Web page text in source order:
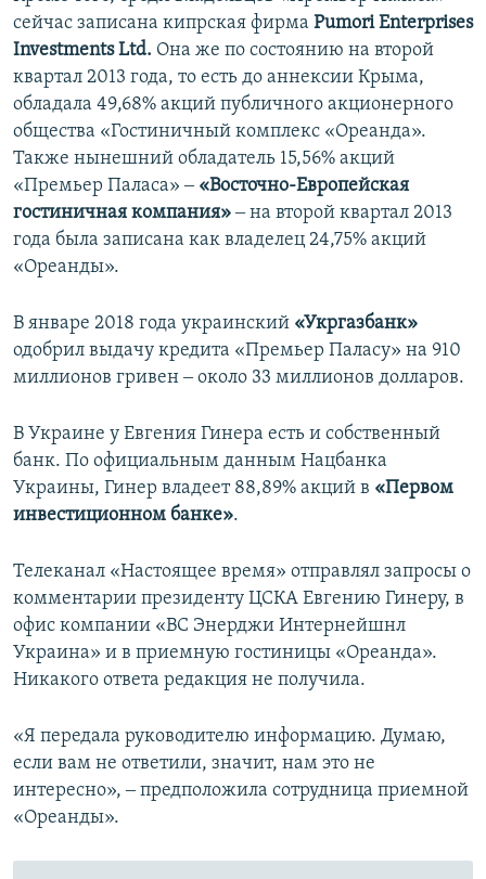
сейчас записана кипрская фирма Pumori Enterprises
Investments Ltd. Она же по состоянию на второй
квартал 2013 года, то есть до аннексии Крыма,
обладала 49,68% акций публичного акционерного
общества «Гостиничный комплекс «Ореанда».
Также нынешний обладатель 15,56% акций
«Премьер Паласа» ‒ «Восточно-Европейская
гостиничная компания»‒ на второй квартал 2013
года была записана как владелец 24,75% акций
«Ореанды».
В январе 2018 года украинский «Укргазбанк»
одобрил выдачу кредита «Премьер Паласу» на 910
миллионов гривен ‒ около 33 миллионов долларов.
В Украине у Евгения Гинера есть и собственный
банк. По официальным данным Нацбанка
Украины, Гинер владеет 88,89% акций в «Первом
инвестиционном банке».
Телеканал «Настоящее время» отправлял запросы о
комментарии президенту ЦСКА Евгению Гинеру, в
офис компании «ВС Энерджи Интернейшнл
Украина» и в приемную гостиницы «Ореанда».
Никакого ответа редакция не получила.
«Я передала руководителю информацию. Думаю,
если вам не ответили, значит, нам это не
интересно», ‒ предположила сотрудница приемной
«Ореанды».